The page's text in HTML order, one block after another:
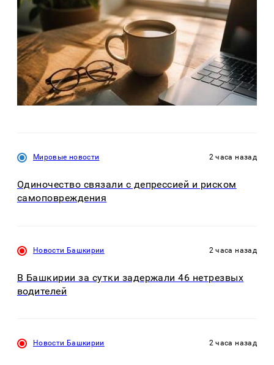
Мировые новости 2 часа назад
Одиночество связали с депрессией и риском
самоповреждения
Новости Башкирии 2 часа назад
В Башкирии за сутки задержали 46 нетрезвых
водителей
Новости Башкирии 2 часа назад